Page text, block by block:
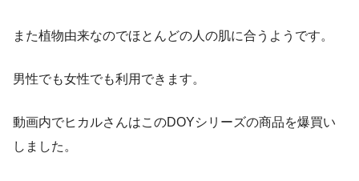
また植物由来なのでほとんどの人の肌に合うようです。
男性でも女性でも利用できます。
動画内でヒカルさんはこのDOYシリーズの商品を爆買い
しました。